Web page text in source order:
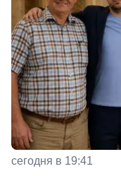
сегодня в 19:41